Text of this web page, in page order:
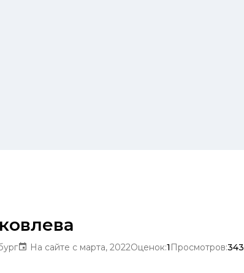
На сайте с марта, 2022Оценок:1Просмотров:343